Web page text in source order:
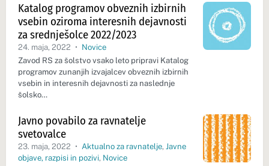
Katalog programov obveznih izbirnih
vsebin oziroma interesnih dejavnosti
za srednješolce 2022/2023
24. maja, 2022 • Novice
Zavod RS za šolstvo vsako leto pripravi Katalog
programov zunanjih izvajalcev obveznih izbirnih
vsebin in interesnih dejavnosti za naslednje
šolsko…
Javno povabilo za ravnatelje
svetovalce
23. maja, 2022 • Aktualno za ravnatelje, Javne
objave, razpisi in pozivi, Novice